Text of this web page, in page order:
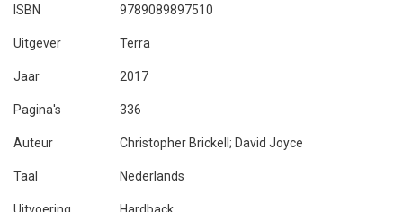
ISBN 9789089897510
Uitgever Terra
Jaar 2017
Pagina's 336
Auteur Christopher Brickell; David Joyce
Taal Nederlands